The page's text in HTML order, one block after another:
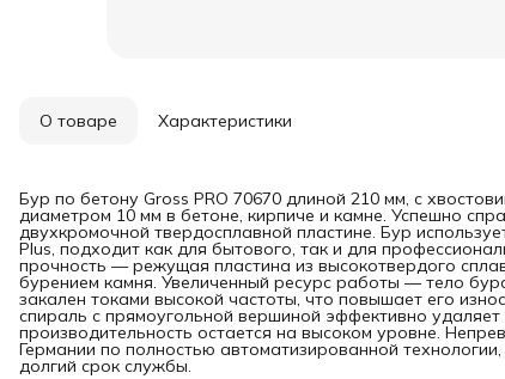
О товаре Характеристики
Бур по бетону Gross PRO 70670 длиной 210 мм, с
диаметром 10 мм в бетоне, кирпиче и камне. Успешно
двухкромочной твердосплавной пластине. Бур
Plus, подходит как для бытового, так и для
прочность — режущая пластина из высокотвердого
бурением камня. Увеличенный ресурс работы — тело
закален токами высокой частоты, что повышает его
спираль с прямоугольной вершиной эффективно
производительность остается на высоком уровне.
Германии по полностью автоматизированной
долгий срок службы.